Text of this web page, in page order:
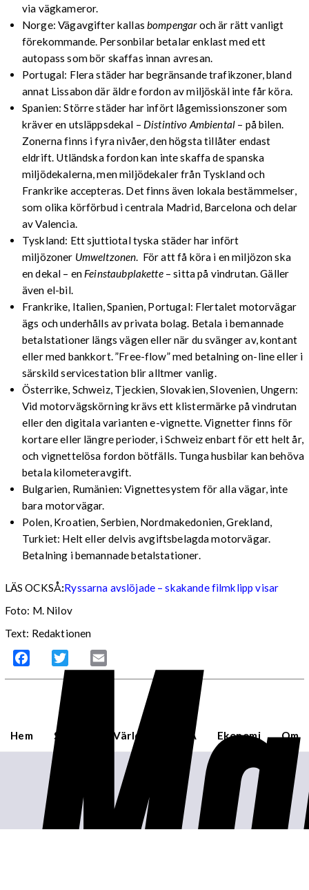
via vägkameror.
Norge: Vägavgifter kallas bompengaroch är rätt vanligt
förekommande. Personbilar betalar enklast med ett
autopass som bör skaffas innan avresan.
Portugal: Flera städer har begränsande trafikzoner, bland
annat Lissabon där äldre fordon av miljöskäl inte får köra.
Spanien: Större städer har infört lågemissionszoner som
kräver en utsläppsdekal – Distintivo Ambiental – på bilen.
Zonerna finns i fyra nivåer, den högsta tillåter endast
eldrift. Utländska fordon kan inte skaffa de spanska
miljödekalerna, men miljödekaler från Tyskland och
Frankrike accepteras. Det finns även lokala bestämmelser,
som olika körförbud i centrala Madrid, Barcelona och delar
av Valencia.
Tyskland: Ett sjuttiotal tyska städer har infört
miljözoner Umweltzonen . För att få köra i en miljözon ska
en dekal – en Feinstaubplakette– sitta på vindrutan. Gäller
även el-bil.
Frankrike, Italien, Spanien, Portugal: Flertalet motorvägar
ägs och underhålls av privata bolag. Betala i bemannade
betalstationer längs vägen eller när du svänger av, kontant
eller med bankkort. ”Free-flow” med betalning on-line eller i
särskild servicestation blir alltmer vanlig.
Österrike, Schweiz, Tjeckien, Slovakien, Slovenien, Ungern:
Vid motorvägskörning krävs ett klistermärke på vindrutan
eller den digitala varianten e-vignette. Vignetter finns för
kortare eller längre perioder, i Schweiz enbart för ett helt år,
och vignettelösa fordon bötfälls. Tunga husbilar kan behöva
betala kilometeravgift.
Bulgarien, Rumänien: Vignettesystem för alla vägar, inte
bara motorvägar.
Polen, Kroatien, Serbien, Nordmakedonien, Grekland,
Turkiet: Helt eller delvis avgiftsbelagda motorvägar.
Betalning i bemannade betalstationer.
LÄS OCKSÅ:Ryssarna avslöjade – skakande filmklipp visar
Foto: M. Nilov
Text: Redaktionen
Facebook Twitter
Hem Sverige Världen USA Ekonomi Om